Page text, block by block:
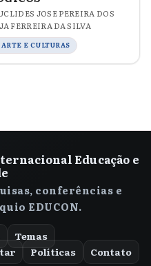
JOSE PEREIRA DOS
FERREIRA DA SILVA
E CULTURAS
Educação e
conferências e
EDUCON.
Temas
Políticas Contato